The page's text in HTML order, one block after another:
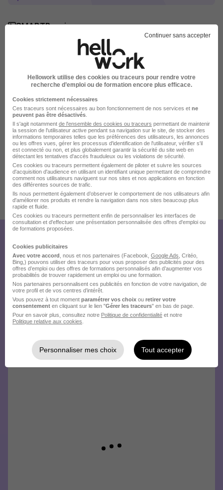
SMABTP en images
22 de plus
Publiée le 10/07/2026 - Réf : REF1293L
Créez votre compte Hellowork et
envoyez votre candidature !
Continuer sans accepter
Hellowork utilise des cookies ou traceurs pour rendre votre
recherche d’emploi ou de formation encore plus efficace.
Cookies strictement nécessaires
Ces traceurs sont nécessaires au bon fonctionnement de nos services et ne
peuvent pas être désactivés
Il s'agit notamment de l'ensemble des cookies ou traceurs permettant de maintenir
la session de l'utilisateur active pendant sa navigation sur le site, de stocker des
informations temporaires telles que les préférences des utilisateurs, les annonces
ou les offres vues, gérer les processus d'identification de l'utilisateur, vérifier s'il
est connecté ou non, et plus globalement garantir la sécurité du site web en
détectant les tentatives d'accès frauduleux ou les violations de sécurité.
Ces cookies ou traceurs permettent également de piloter et suivre les sources
d'acquisition d'audience en utilisant un identifiant unique permettant de comprendre
comment nos utilisateurs naviguent sur nos sites et nos applications en fonction
des différentes sources de trafic.
Ils nous permettent également d’observer le comportement de nos utilisateurs afin
d'améliorer nos produits et rendre la navigation dans nos sites beaucoup plus
rapide et fluide.
Ces cookies ou traceurs permettent enfin de personnaliser les interfaces de
consultation et d'effectuer une présentation personnalisée des offres d'emploi ou
de formations proposées.
Cookies publicitaires
Avec votre accord , nous et nos partenaires (Facebook, Google Ads , Critéo,
Bing,) pouvons utiliser des traceurs pour vous proposer des publicités pour des
offres d’emploi ou des offres de formations personnalisés afin d’augmenter vos
probabilités de trouver rapidement un emploi ou une formation.
Nos partenaires personnalisent ces publicités en fonction de votre navigation, de
votre profil et de vos centres d’intérêt.
Vous pouvez à tout moment paramétrer vos choix ou retirer votre
consentement en cliquant sur le lien "Gérer les traceurs" en bas de page.
Pour en savoir plus, consultez notre Politique de confidentialité et notre
Politique relative aux cookies
Personnaliser mes choix Tout accepter